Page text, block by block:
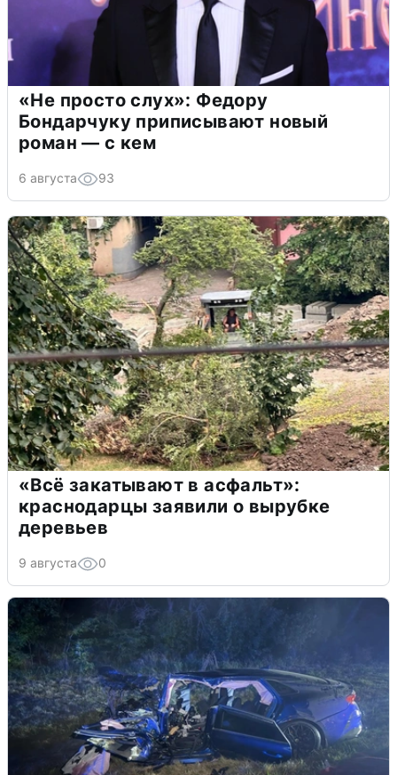
«Не просто слух»: Федору
Бондарчуку приписывают новый
роман — с кем
6 августа 93
«Всё закатывают в асфальт»:
краснодарцы заявили о вырубке
деревьев
9 августа 0